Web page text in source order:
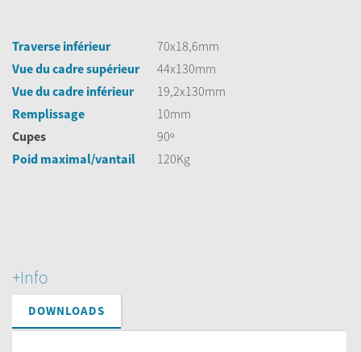
Traverse inférieur
70x18,6mm
Vue du cadre supérieur
Vue du cadre inférieur
44x130mm
19,2x130mm
Remplissage
10mm
Cupes
90º
Poid maximal/vantail
120Kg
+Info
DOWNLOADS